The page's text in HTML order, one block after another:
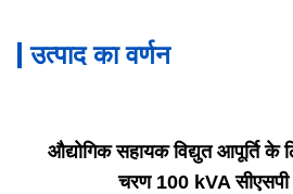
उत्पाद का वर्णन
औद्योगिक सहायक विद्युत आपूर्ति
चरण 100 kVA सीएसपी